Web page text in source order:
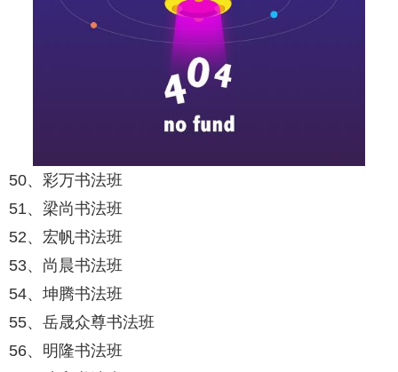
50、彩万书法班
51、梁尚书法班
52、宏帆书法班
53、尚晨书法班
54、坤腾书法班
55、岳晟众尊书法班
56、明隆书法班